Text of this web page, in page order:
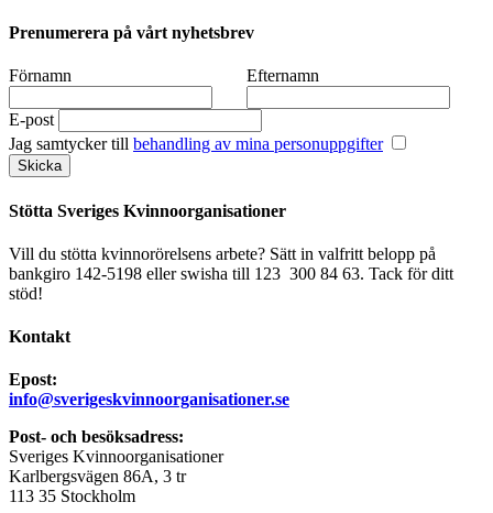
Prenumerera på vårt nyhetsbrev
Förnamn Efternamn
E-post
Jag samtycker till behandling av mina personuppgifter
Stötta Sveriges Kvinnoorganisationer
Vill du stötta kvinnorörelsens arbete? Sätt in valfritt belopp på
bankgiro 142-5198 eller swisha till 123 300 84 63. Tack för ditt
stöd!
Kontakt
Epost:
info@sverigeskvinnoorganisationer.se
Post- och besöksadress:
Sveriges Kvinnoorganisationer
Karlbergsvägen 86A, 3 tr
113 35 Stockholm